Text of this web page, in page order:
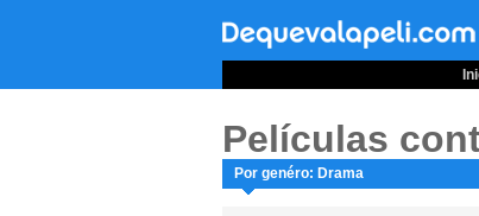
Películas
Por genéro: Drama